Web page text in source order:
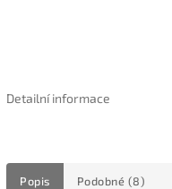
Detailní informace
Popis Podobné (8)